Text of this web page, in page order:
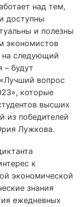
над тем,
доступны
и полезны
экономистов
на следующий
– будут
вопрос
которые
высших
из победителей
Лужкова.
к
экономической
знания
ежедневных